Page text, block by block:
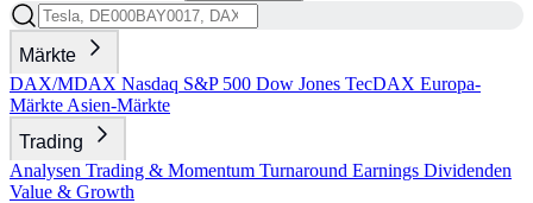
Märkte
DAX/MDAX Nasdaq S&P 500 Dow Jones TecDAX Europa-
Märkte Asien-Märkte
Trading
Analysen Trading & Momentum Turnaround Earnings Dividenden
Value & Growth